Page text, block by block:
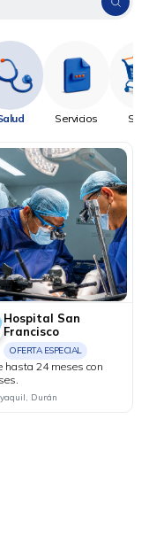
Servicios
Hospital San
Francisco
OFERTA ESPECIAL
hasta 24 meses con
Durán